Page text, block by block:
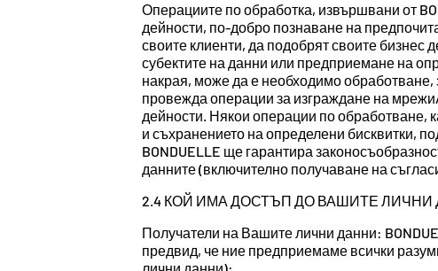
Операциите по обработка, извършвани от
дейности, по-добро познаване на
своите клиенти, да подобрят своите бизнес
субектите на данни или предприемане на
накрая, може да е необходимо обработване,
провежда операции за изграждане на
дейности. Някои операции по обработване,
и съхранението на определени бисквитки,
BONDUELLE ще гарантира
данните (включително получаване на
2.4 КОЙ ИМА ДОСТЪП ДО ВАШИТЕ ЛИЧНИ
Получатели на Вашите лични данни:
предвид, че ние предприемаме всички